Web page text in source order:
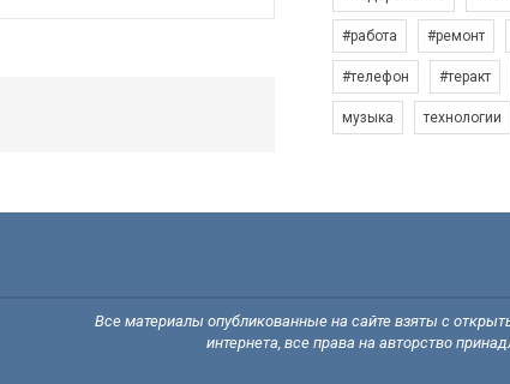
#работа #ремонт
#телефон #теракт
музыка технологии
Все материалы опубликованные на сайте взяты с
интернета, все права на авторство